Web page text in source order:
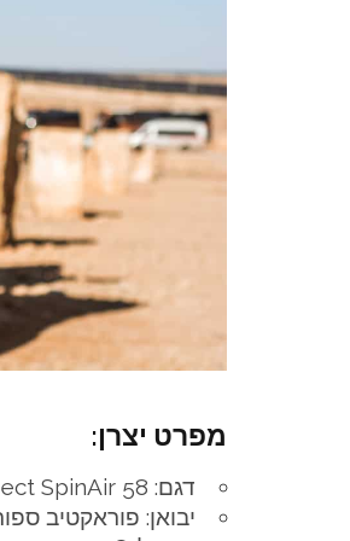
מפרט יצרן:
דגם: Rudy Project SpinAir 58 –
יבואן: פוראקטיב